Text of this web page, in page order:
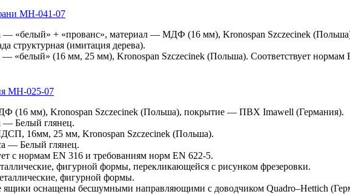
МН-041-07
— «белый» + «прованс», материал — МДФ (16 мм), Kronospan Szczecinek
структурная (имитация дерева).
«белый» (16 мм, 25 мм), Kronospan Szczecinek (Польша). Соответствует нормам
МН-025-07
(16 мм), Kronospan Szczecinek (Польша), покрытие — ПВХ Imawell (Германия).
— Белый глянец.
16мм, 25 мм, Kronospan Szczecinek (Польша).
— Белый глянец.
с нормам EN 316 и требованиям норм EN 622-5.
фигурной формы, перекликающейся с рисунком фрезеровки.
фигурной формы.
оснащены бесшумными направляющими с доводчиком Quadro–Hettich